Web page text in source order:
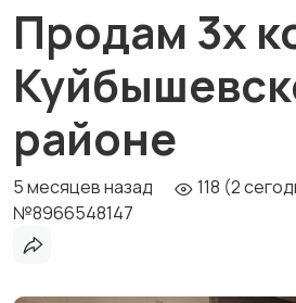
Продам 3х
районе
5 месяцев назад
118 (2
№8966548147